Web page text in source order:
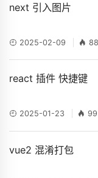
next 引入图片
2025-02-09
react 插件 快捷键
2025-01-23
vue2 混淆打包